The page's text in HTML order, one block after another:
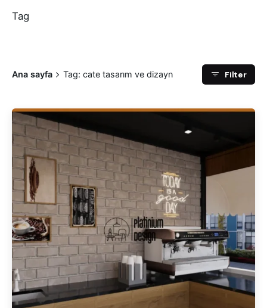
Tag
Ana sayfa Tag: cate tasarım ve dizayn Filter